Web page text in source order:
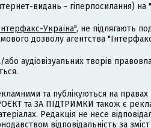
видань - гіперпосилання) на
Україна", не підлягають
дозволу агентства
аудіовізуальних творів
та публікуються на
та ЗА ПІДТРИМКИ також є
Редакція не несе
відповідальність за